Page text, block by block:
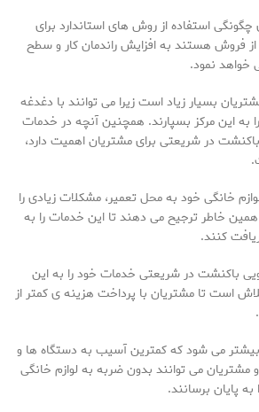
استفاده از روش های استاندارد برای
فروش هستند به افزایش راندمان کار و سطح
نمود.
بسیار زیاد است زیرا می توانند با دغدغه
به این مرکز بسپارند. همچنین آنچه در خدمات
در شریعتی برای مشتریان اهمیت دارد،
خانگی خود به محل تعمیر، مشکلات زیادی را
خاطر ترجیح می دهند تا این خدمات را به
کنند.
باکنشت در شریعتی خدمات خود را به این
است تا مشتریان با پرداخت هزینه ی کمتر از
می شود که کمترین آسیب به دستگاه ها و
مشتریان می توانند بدون ضربه به لوازم خانگی
پایان برسانند.